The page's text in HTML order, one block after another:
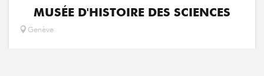
MUSÉE D'HISTOIRE DES SCIENCES
Genève